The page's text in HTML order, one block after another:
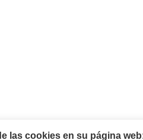
las cookies en su página